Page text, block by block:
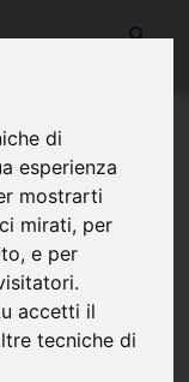
di
esperienza
mostrarti
mirati, per
e per
accetti il
tecniche di